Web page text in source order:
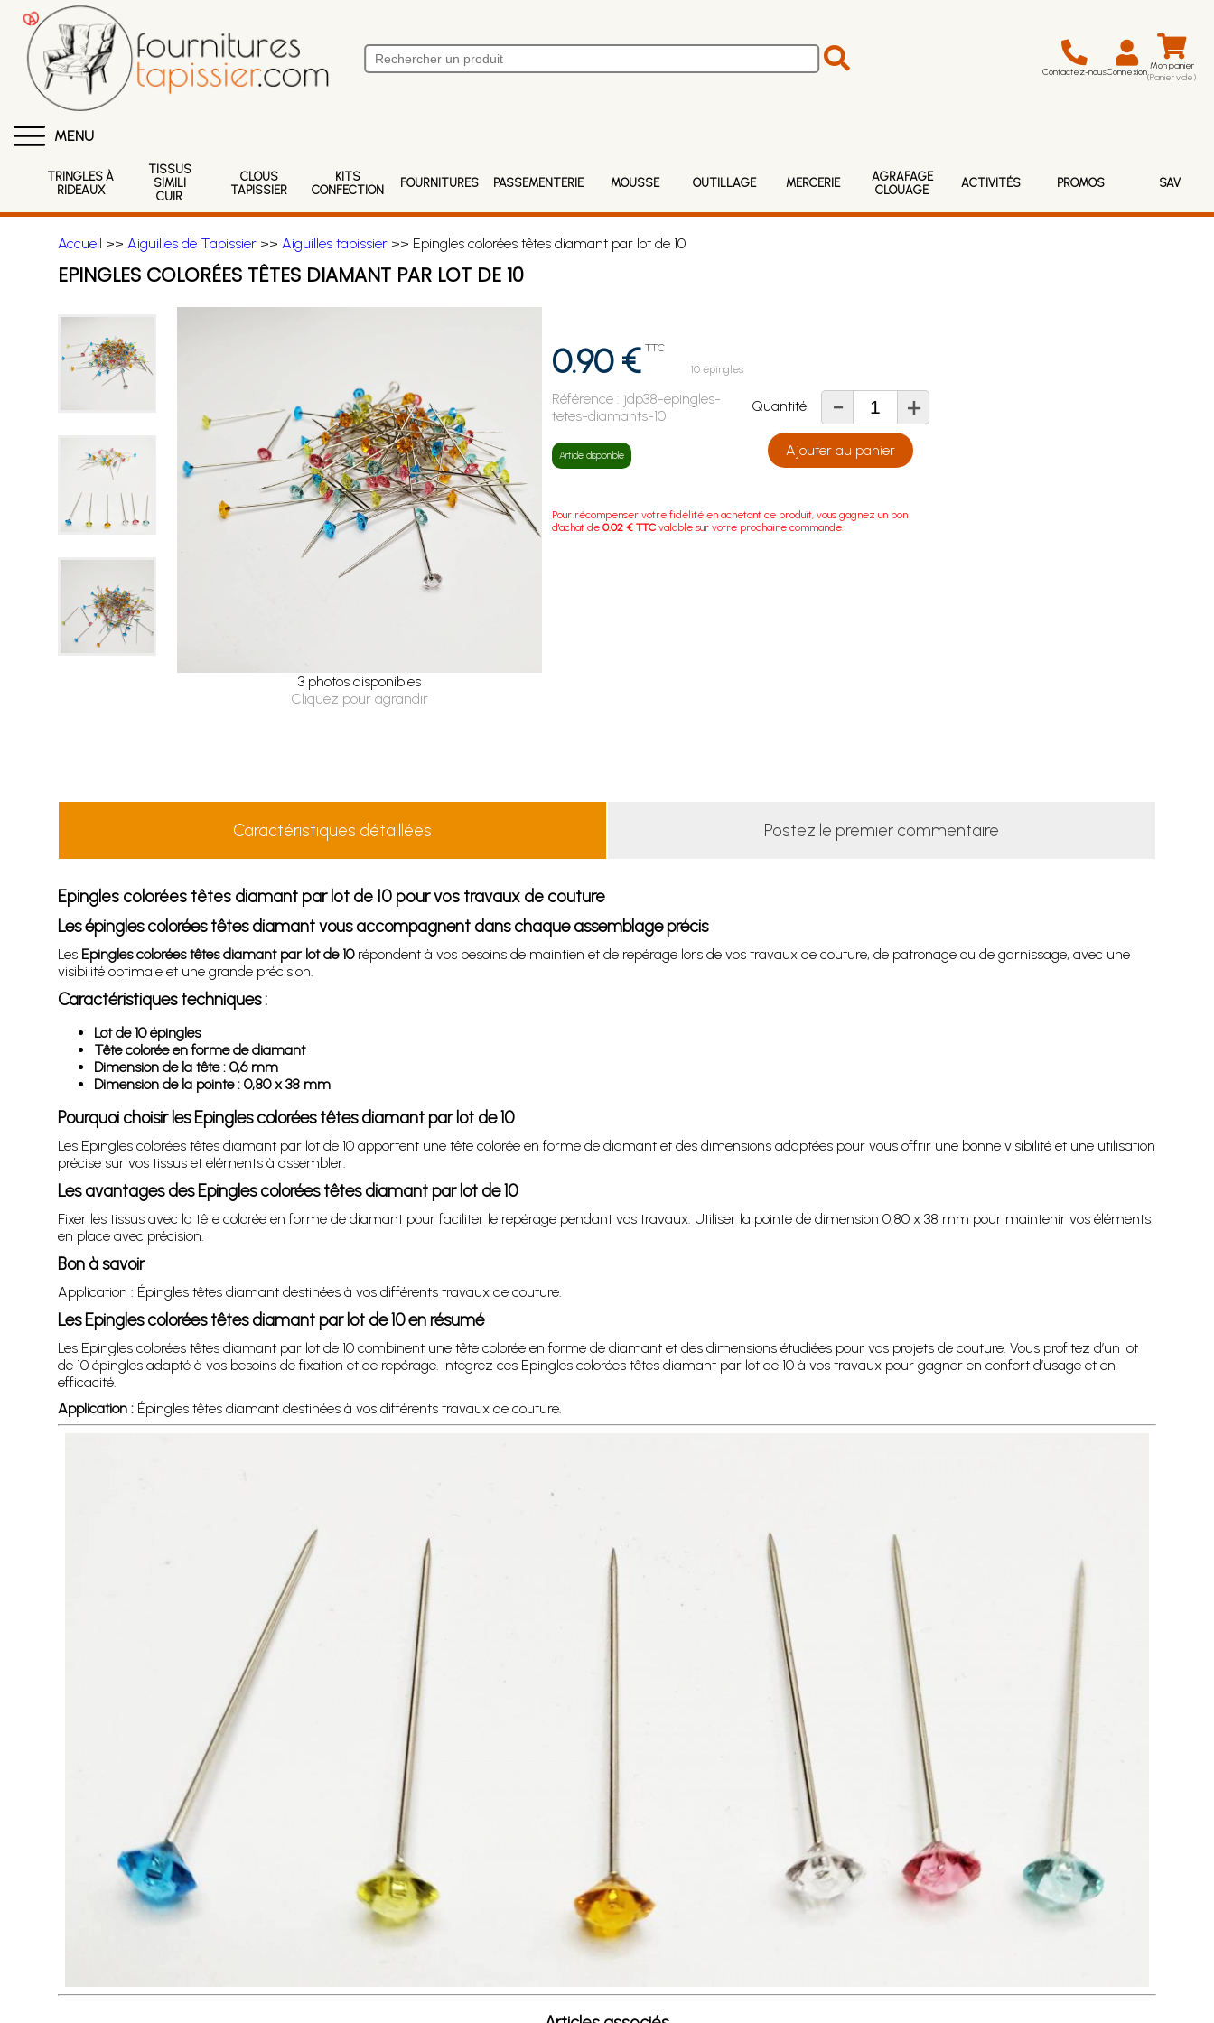
Contactez-nousConnexion Mon panier
(Panier vide)
MENU
TRINGLES À
RIDEAUX
TISSUS
SIMILI
CUIR
CLOUS
TAPISSIER
KITS
CONFECTION
FOURNITURES PASSEMENTERIE MOUSSE OUTILLAGE MERCERIE
AGRAFAGE
CLOUAGE
ACTIVITÉS PROMOS SAV
Accueil >> Aiguilles de Tapissier>> Aiguilles tapissier>> Epingles colorées têtes diamant par lot de 10
EPINGLES COLORÉES TÊTES DIAMANT PAR LOT DE 10
3 photos disponibles
Cliquez pour agrandir
0.90 € TTC
10 épingles
Référence : jdp38-epingles-
tetes-diamants-10
Article disponible
Quantité - +
Ajouter au panier
Pour récompenser votre fidélité en achetant ce produit, vous gagnez un bon
d'achat de0.02 € TTC valable sur votre prochaine commande.
Caractéristiques détaillées Postez le premier commentaire
Epingles colorées têtes diamant par lot de 10 pour vos travaux de couture
Les épingles colorées têtes diamant vous accompagnent dans chaque assemblage précis
Les Epingles colorées têtes diamant par lot de 10répondent à vos besoins de maintien et de repérage lors de vos travaux de couture, de patronage ou de garnissage, avec une
visibilité optimale et une grande précision.
Caractéristiques techniques :
Lot de 10 épingles
Tête colorée en forme de diamant
Dimension de la tête : 0,6 mm
Dimension de la pointe : 0,80 x 38 mm
Pourquoi choisir les Epingles colorées têtes diamant par lot de 10
Les Epingles colorées têtes diamant par lot de 10 apportent une tête colorée en forme de diamant et des dimensions adaptées pour vous offrir une bonne visibilité et une utilisation
précise sur vos tissus et éléments à assembler.
Les avantages des Epingles colorées têtes diamant par lot de 10
Fixer les tissus avec la tête colorée en forme de diamant pour faciliter le repérage pendant vos travaux. Utiliser la pointe de dimension 0,80 x 38 mm pour maintenir vos éléments
en place avec précision.
Bon à savoir
Application : Épingles têtes diamant destinées à vos différents travaux de couture.
Les Epingles colorées têtes diamant par lot de 10 en résumé
Les Epingles colorées têtes diamant par lot de 10 combinent une tête colorée en forme de diamant et des dimensions étudiées pour vos projets de couture. Vous profitez d’un lot
de 10 épingles adapté à vos besoins de fixation et de repérage. Intégrez ces Epingles colorées têtes diamant par lot de 10 à vos travaux pour gagner en confort d’usage et en
efficacité.
Application :Épingles têtes diamant destinées à vos différents travaux de couture.